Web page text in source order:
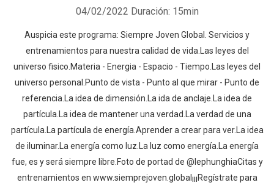
04/02/2022 Duración: 15min
Auspicia este programa: Siempre Joven Global. Servicios y
entrenamientos para nuestra calidad de vida.Las leyes del
universo fisico.Materia - Energia - Espacio - Tiempo.Las leyes del
universo personal.Punto de vista - Punto al que mirar - Punto de
referencia.La idea de dimensión.La ida de anclaje.La idea de
partícula.La idea de mantener una verdad.La verdad de una
partícula.La partícula de energía.Aprender a crear para ver.La idea
de iluminar.La energía como luz.La luz como energía.La energía
fue, es y será siempre libre.Foto de portad de @lephunghiaCitas y
entrenamientos en www.siemprejoven.global¡¡¡Regístrate para